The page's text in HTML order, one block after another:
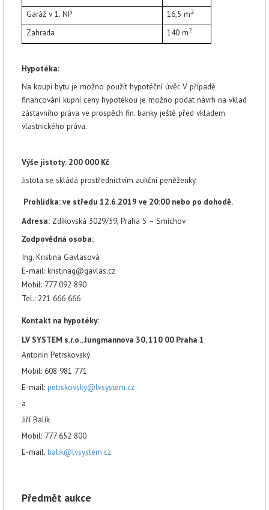
Garáž v 1. NP
16,5 m2
Zahrada 140 m2
Hypotéka:
Na koupi bytu je možno použít hypotéční úvěr. V případě
financování kupní ceny hypotékou je možno podat návrh na vklad
zástavního práva ve prospěch fin. banky ještě před vkladem
vlastnického práva.
Výše jistoty: 200 000 Kč
Jistota se skládá prostřednictvím aukční peněženky.
Prohlídka: ve středu 12.6.2019 ve 20:00 nebo po dohodě.
Adresa: Zdíkovská 3029/59, Praha 5 – Smíchov
Zodpovědná osoba:
Ing. Kristina Gavlasová
E-mail: kristinag@gavlas.cz
Mobil: 777 092 890
Tel.: 221 666 666
Kontakt na hypotéky:
LV SYSTEM s.r.o., Jungmannova 30, 110 00 Praha 1
Antonín Petrskovský
Mobil: 608 981 771
E-mail: petrskovsky@lvsystem.cz
a
Jiří Balík
Mobil: 777 652 800
E-mail. balik@lvsystem.cz
Předmět aukce